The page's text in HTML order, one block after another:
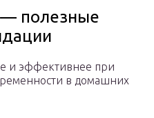
— полезные
и эффективнее при
в домашних